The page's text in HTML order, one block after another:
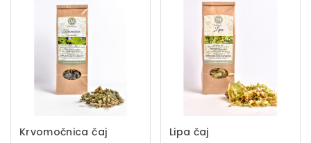
Krvomočnica čaj Lipa čaj